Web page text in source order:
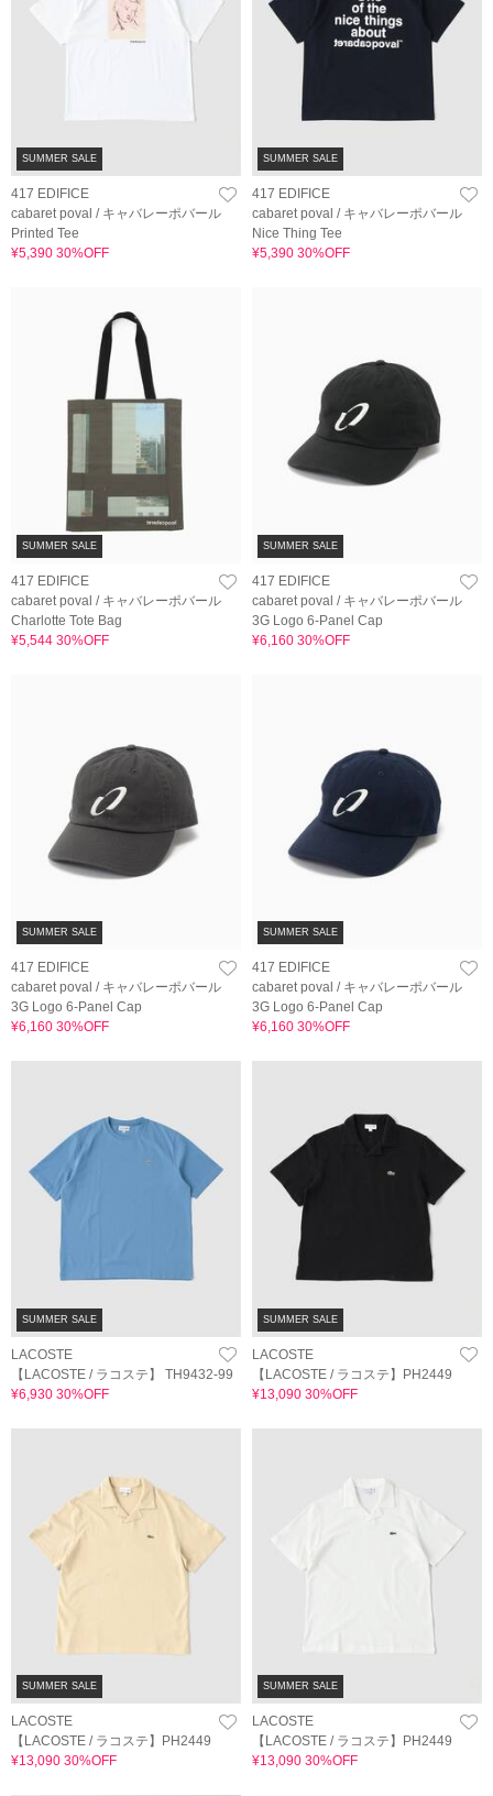
SUMMER SALE
417 EDIFICE
cabaret poval / キャバレーポバール
Printed Tee
¥5,390 30%OFF
SUMMER SALE
417 EDIFICE
cabaret poval / キャバレーポバール
Nice Thing Tee
¥5,390 30%OFF
SUMMER SALE
417 EDIFICE
cabaret poval / キャバレーポバール
Charlotte Tote Bag
¥5,544 30%OFF
SUMMER SALE
417 EDIFICE
cabaret poval / キャバレーポバール
3G Logo 6-Panel Cap
¥6,160 30%OFF
SUMMER SALE
417 EDIFICE
cabaret poval / キャバレーポバール
3G Logo 6-Panel Cap
¥6,160 30%OFF
SUMMER SALE
417 EDIFICE
cabaret poval / キャバレーポバール
3G Logo 6-Panel Cap
¥6,160 30%OFF
SUMMER SALE
LACOSTE
【LACOSTE / ラコステ】 TH9432-99
¥6,930 30%OFF
SUMMER SALE
LACOSTE
【LACOSTE / ラコステ】PH2449
¥13,090 30%OFF
SUMMER SALE
LACOSTE
【LACOSTE / ラコステ】PH2449
¥13,090 30%OFF
SUMMER SALE
LACOSTE
【LACOSTE / ラコステ】PH2449
¥13,090 30%OFF